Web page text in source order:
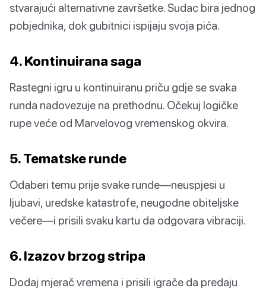
stvarajući alternativne završetke. Sudac bira jednog
pobjednika, dok gubitnici ispijaju svoja pića.
4. Kontinuirana saga
Rastegni igru u kontinuiranu priču gdje se svaka
runda nadovezuje na prethodnu. Očekuj logičke
rupe veće od Marvelovog vremenskog okvira.
5. Tematske runde
Odaberi temu prije svake runde—neuspjesi u
ljubavi, uredske katastrofe, neugodne obiteljske
večere—i prisili svaku kartu da odgovara vibraciji.
6. Izazov brzog stripa
Dodaj mjerač vremena i prisili igrače da predaju